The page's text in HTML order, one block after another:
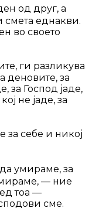
од друг, а
смета еднакви.
во своето
ги разликува
деновите, за
за Господ јаде,
не јаде, за
за себе и никој
умира­ме, за
— ние
тоа —
сме.